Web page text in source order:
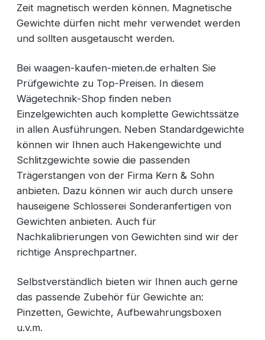
Zeit magnetisch werden können. Magnetische
Gewichte dürfen nicht mehr verwendet werden
und sollten ausgetauscht werden.
Bei waagen-kaufen-mieten.de erhalten Sie
Prüfgewichte zu Top-Preisen. In diesem
Wägetechnik-Shop finden neben
Einzelgewichten auch komplette Gewichtssätze
in allen Ausführungen. Neben Standardgewichte
können wir Ihnen auch Hakengewichte und
Schlitzgewichte sowie die passenden
Trägerstangen von der Firma Kern & Sohn
anbieten. Dazu können wir auch durch unsere
hauseigene Schlosserei Sonderanfertigen von
Gewichten anbieten. Auch für
Nachkalibrierungen von Gewichten sind wir der
richtige Ansprechpartner.
Selbstverständlich bieten wir Ihnen auch gerne
das passende Zubehör für Gewichte an:
Pinzetten, Gewichte, Aufbewahrungsboxen
u.v.m.